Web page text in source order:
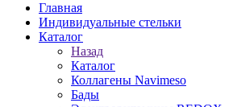
Главная
Индивидуальные стельки
Каталог
Назад
Каталог
Коллагены Navimeso
Бады